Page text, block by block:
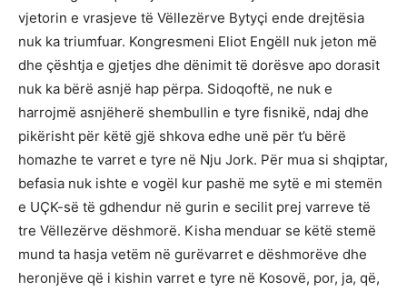
vjetorin e vrasjeve të Vëllezërve Bytyçi ende drejtësia
nuk ka triumfuar. Kongresmeni Eliot Engëll nuk jeton më
dhe çështja e gjetjes dhe dënimit të dorësve apo dorasit
nuk ka bërë asnjë hap përpa. Sidoqoftë, ne nuk e
harrojmë asnjëherë shembullin e tyre fisnikë, ndaj dhe
pikërisht për këtë gjë shkova edhe unë për t’u bërë
homazhe te varret e tyre në Nju Jork. Për mua si shqiptar,
befasia nuk ishte e vogël kur pashë me sytë e mi stemën
e UÇK-së të gdhendur në gurin e secilit prej varreve të
tre Vëllezërve dëshmorë. Kisha menduar se këtë stemë
mund ta hasja vetëm në gurëvarret e dëshmorëve dhe
heronjëve që i kishin varret e tyre në Kosovë, por, ja, që,